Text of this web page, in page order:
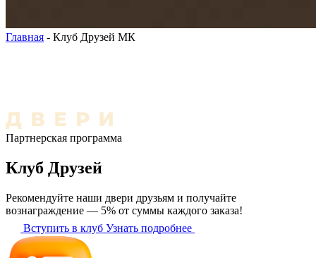
Главная - Клуб Друзей МК
Партнерская программа
Клуб Друзей
Рекомендуйте наши двери друзьям и получайте
вознаграждение — 5% от суммы каждого заказа!
Вступить в клуб Узнать подробнее